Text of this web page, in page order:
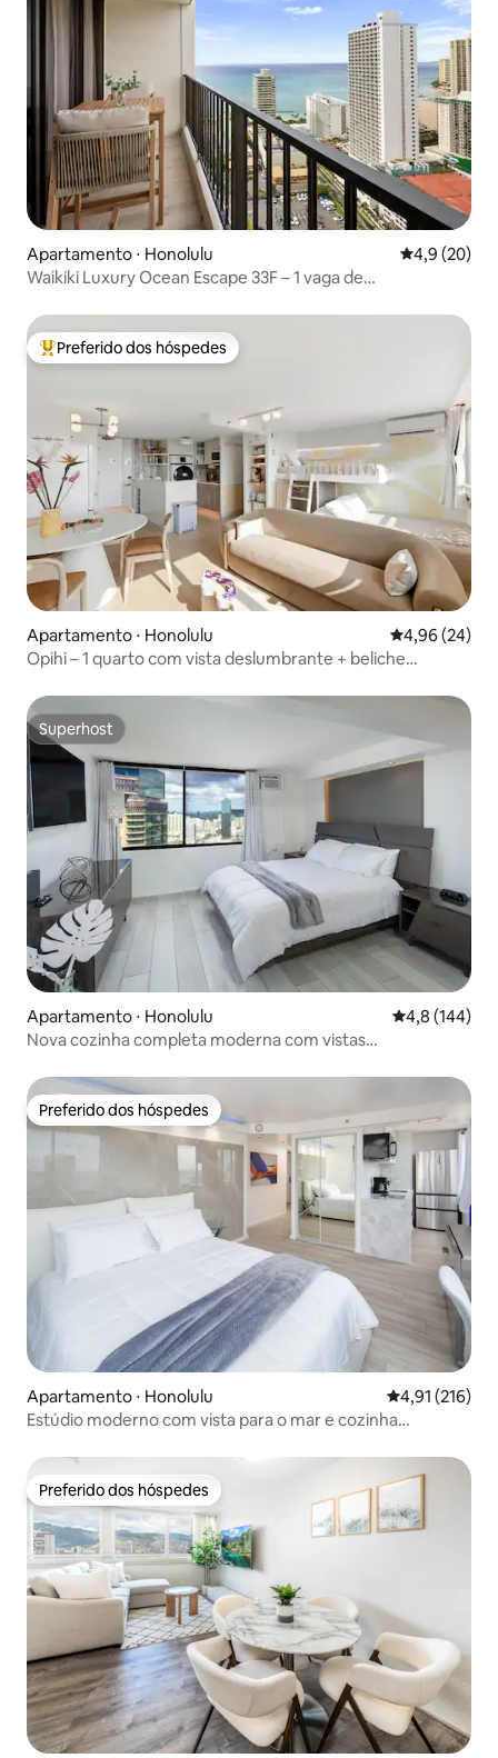
Apartamento ⋅ Honolulu 4,9 de uma
4,9 (20)
Waikiki Luxury Ocean Escape 33F – 1 vaga de
Entre os melhores preferidos dos hóspedes
Preferido dos hóspedes
Apartamento ⋅ Honolulu 4,96 de uma
4,96 (24)
Opihi – 1 quarto com vista deslumbrante + beliche
Superhost
Superhost
Apartamento ⋅ Honolulu 4,8 de uma
4,8 (144)
Nova cozinha completa moderna com vistas
Preferido dos hóspedes
Preferido dos hóspedes
Apartamento ⋅ Honolulu 4,91 de uma
4,91 (216)
Estúdio moderno com vista para o mar e cozinha
Preferido dos hóspedes
Preferido dos hóspedes